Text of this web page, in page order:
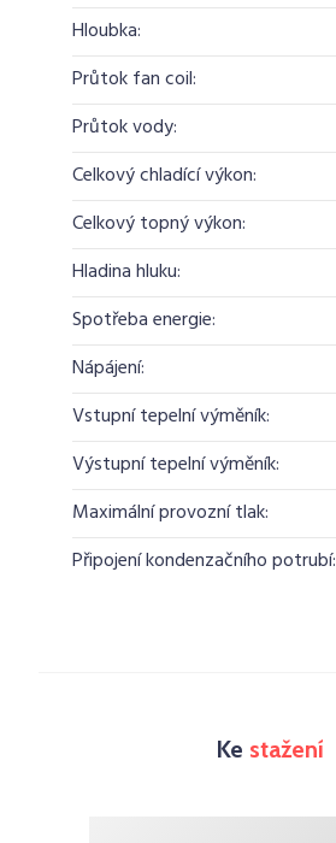
Hloubka:
Průtok fan coil:
Průtok vody:
Celkový chladící výkon:
Celkový topný výkon:
Hladina hluku:
Spotřeba energie:
Nápájení:
Vstupní tepelní výměník:
Výstupní tepelní výměník:
Maximální provozní tlak:
Připojení kondenzačního potrubí:
Ke stažení